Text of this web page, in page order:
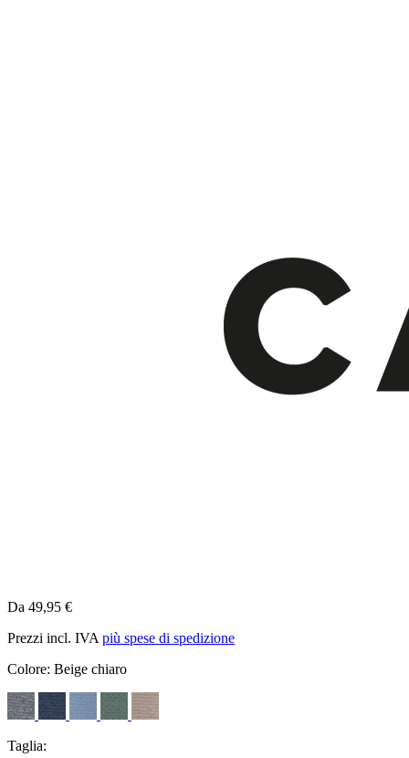
Da 49,95 €
Prezzi incl. IVA più spese di spedizione
Colore: Beige chiaro
Taglia: